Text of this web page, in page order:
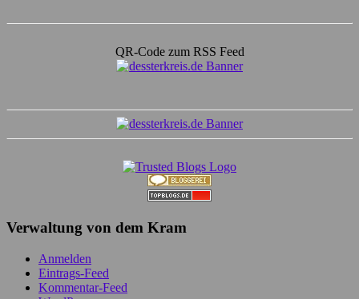
QR-Code zum RSS Feed
Verwaltung von dem Kram
Anmelden
Eintrags-Feed
Kommentar-Feed